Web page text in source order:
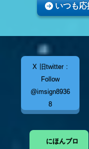
いつも
X 旧twitter :
Follow
@imsign8936
8
にほんブロ